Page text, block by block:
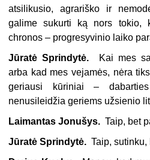
atsilikusio, agrariško ir
galime sukurti ką nors tokio,
chronos – progresyvinio laiko
Jūratė Sprindytė.
Kai mes
arba kad mes vejamės, nėra
geriausi kūriniai –
nenusileidžia geriems užsienio
Laimantas Jonušys. Taip, bet
Jūratė Sprindytė. Taip,